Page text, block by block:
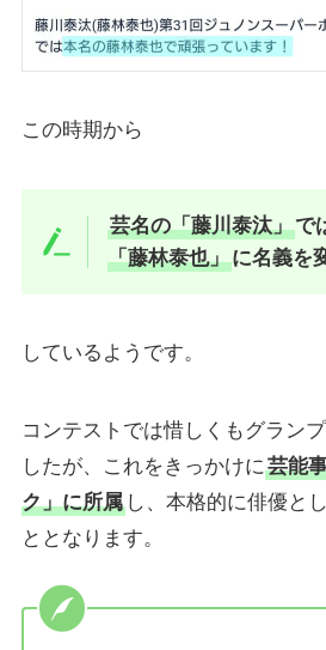
この時期から
芸名の「藤川泰汰」で
「藤林泰也」に名義を
しているようです。
コンテストでは惜しくもグラン
したが、これをきっかけに 芸能
ク」に所属し、本格的に俳優と
ととなります。